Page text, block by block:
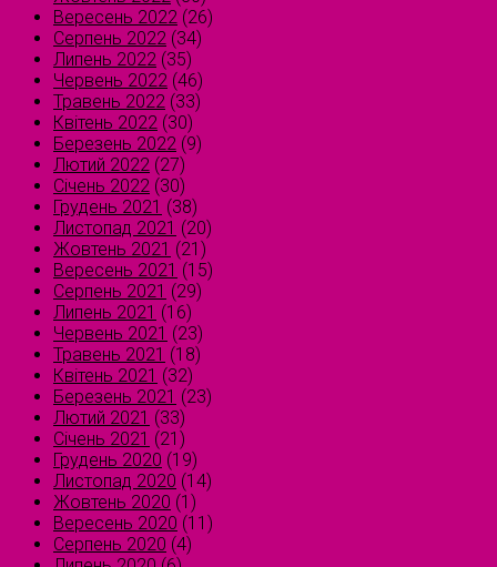
Вересень 2022 (26)
Серпень 2022 (34)
Липень 2022 (35)
Червень 2022 (46)
Травень 2022 (33)
Квітень 2022 (30)
Березень 2022 (9)
Лютий 2022 (27)
Січень 2022 (30)
Грудень 2021 (38)
Листопад 2021 (20)
Жовтень 2021 (21)
Вересень 2021 (15)
Серпень 2021 (29)
Липень 2021 (16)
Червень 2021 (23)
Травень 2021 (18)
Квітень 2021 (32)
Березень 2021 (23)
Лютий 2021 (33)
Січень 2021 (21)
Грудень 2020 (19)
Листопад 2020 (14)
Жовтень 2020 (1)
Вересень 2020 (11)
Серпень 2020 (4)